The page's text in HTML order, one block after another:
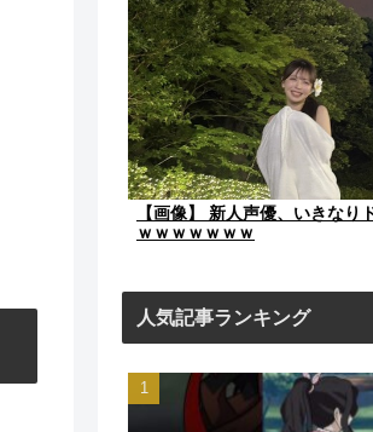
【画像】 新人声優、いきなり
ｗｗｗｗｗｗｗ
人気記事ランキング